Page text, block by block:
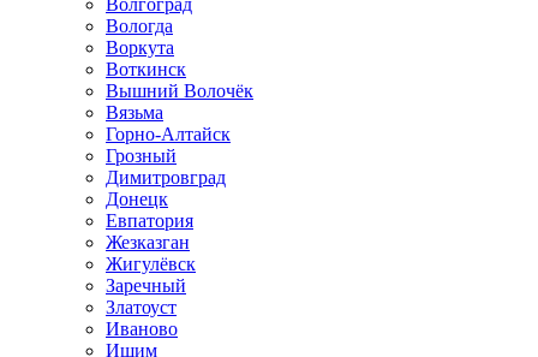
Волгоград
Вологда
Воркута
Воткинск
Вышний Волочёк
Вязьма
Горно-Алтайск
Грозный
Димитровград
Донецк
Евпатория
Жезказган
Жигулёвск
Заречный
Златоуст
Иваново
Ишим